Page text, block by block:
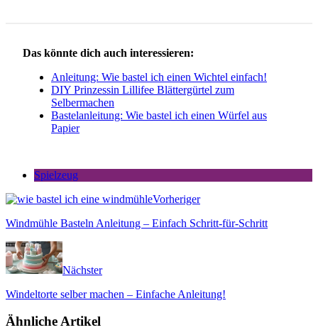
Das könnte dich auch interessieren:
Anleitung: Wie bastel ich einen Wichtel einfach!
DIY Prinzessin Lillifee Blättergürtel zum
Selbermachen
Bastelanleitung: Wie bastel ich einen Würfel aus
Papier
Spielzeug
Vorheriger
Windmühle Basteln Anleitung – Einfach Schritt-für-Schritt
Nächster
Windeltorte selber machen – Einfache Anleitung!
Ähnliche Artikel